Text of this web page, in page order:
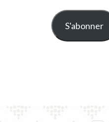
S'abonner